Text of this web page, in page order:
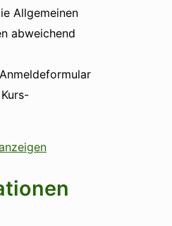
Allgemeinen
abweichend